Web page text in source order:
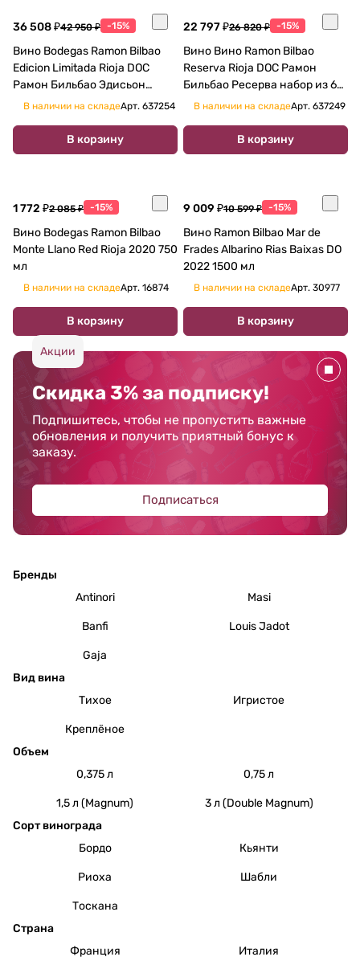
36 508 ₽42 950 ₽ -15%
Вино Bodegas Ramon Bilbao
Edicion Limitada Rioja DOC
Рамон Бильбао Эдисьон
Лимитада набор из 6 бутылок
В наличии на складеАрт. 637254
В корзину
22 797 ₽26 820 ₽ -15%
Вино Вино Ramon Bilbao
Reserva Rioja DOC Рамон
Бильбао Ресерва набор из 6
бутылок в деревянной
В наличии на складеАрт. 637249
В корзину
1 772 ₽2 085 ₽ -15%
Вино Bodegas Ramon Bilbao
Monte Llano Red Rioja 2020 750
мл
В наличии на складеАрт. 16874
В корзину
9 009 ₽10 599 ₽ -15%
Вино Ramon Bilbao Mar de
Frades Albarino Rias Baixas DO
2022 1500 мл
В наличии на складеАрт. 30977
В корзину
Акции
Скидка 3% за подписку!
Подпишитесь, чтобы не пропустить важные
обновления и получить приятный бонус к
заказу.
Подписаться
Бренды
Antinori
Masi
Banfi Louis Jadot
Gaja
Вид вина
Тихое
Игристое
Креплёное
Объем
0,375 л
0,75 л
1,5 л (Magnum)
3 л (Double Magnum)
Сорт винограда
Бордо
Кьянти
Риоха Шабли
Тоскана
Страна
Франция
Италия